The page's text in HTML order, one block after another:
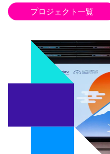
プロジェクト一覧